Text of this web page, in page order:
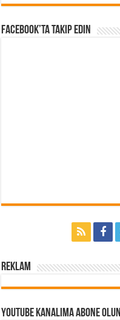
Facebook’ta Takip Edin
Reklam
Youtube Kanalıma Abone Olun